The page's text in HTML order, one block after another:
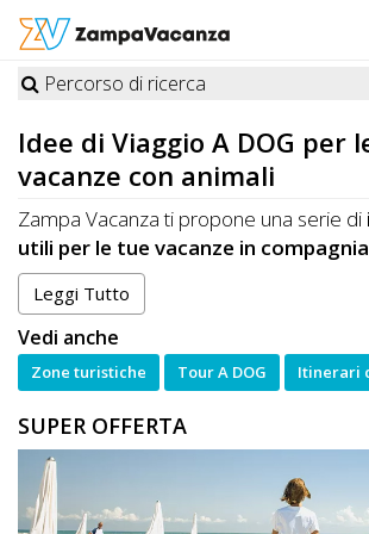
STRUTTURE
A
DOG
LUOGHI
A
DOG
OFFERTE
A
Percorso di ricerca
Idee di Viaggio A DOG per
vacanze con animali
Zampa Vacanza ti propone una serie di
utili per le tue vacanze in
Scegli tra i vari spunti che abbiamo
naviga tra:
vacanze e itinerari naturalistici
compagnia del tuo animale
visite a città d'arte e a punti di
organizzate in modo da essere
friendly
nei caratteristici borghi
regioni italiane da pianificare e
compagnia del tuo cane
Leggi Tutto
Vedi anche
Zone turistiche Tour A DOG Itinerari
SUPER OFFERTA